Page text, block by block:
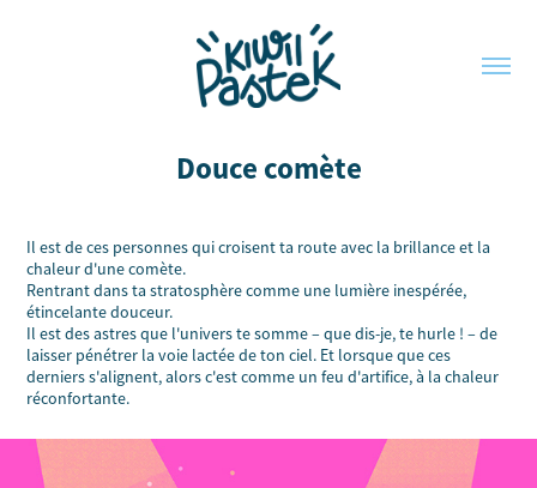
Douce comète
Il est de ces personnes qui croisent ta route avec la brillance et la
chaleur d'une comète.
Rentrant dans ta stratosphère comme une lumière inespérée,
étincelante douceur.
Il est des astres que l'univers te somme – que dis-je, te hurle ! – de
laisser pénétrer la voie lactée de ton ciel. Et lorsque que ces
derniers s'alignent, alors c'est comme un feu d'artifice, à la chaleur
réconfortante.